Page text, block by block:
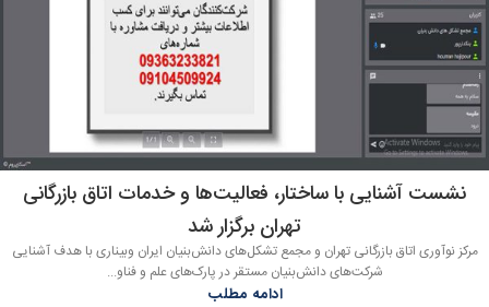
نشست آشنایی با ساختار، فعالیت‌ها و خدمات اتاق بازرگانی
تهران برگزار شد
مرکز نوآوری اتاق بازرگانی تهران و مجمع تشکل‌های دانش‌بنیان ایران وبیناری با هدف آشنایی
شرکت‌های دانش‌بنیان مستقر در پارک‌های علم و فناو...
ادامه مطلب